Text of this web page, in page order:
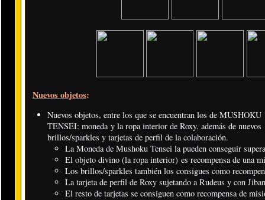
Nuevos objetos:
Nuevos objetos, entre los que se encuentran los de MUSHOKU
TENSEI: moneda y la ropa interior de Roxy, además de nuevos
brillos/sparkles y tarjetas de perfil de la colaboración.
La Moneda de Mushoku Tensei la pueden conseguir
El objeto divino (la ropa interior) es recompensa de una
Los brillos/sparkles también los consigues como
La tarjeta de perfil de Roxy sujetando a Rudeus y con
El resto de tarjetas se consiguen como recompensa de